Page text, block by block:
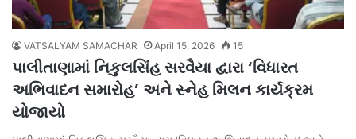
VATSALYAM SAMACHAR April 15, 2026 15
પાલીતાણામાં નિકુલસિંહ સરવૈયા દ્વારા ‘વિધારત
અભિવાદન સમારોહ’ અને સ્નેહ મિલન કાર્યક્રમ
યોજાયો